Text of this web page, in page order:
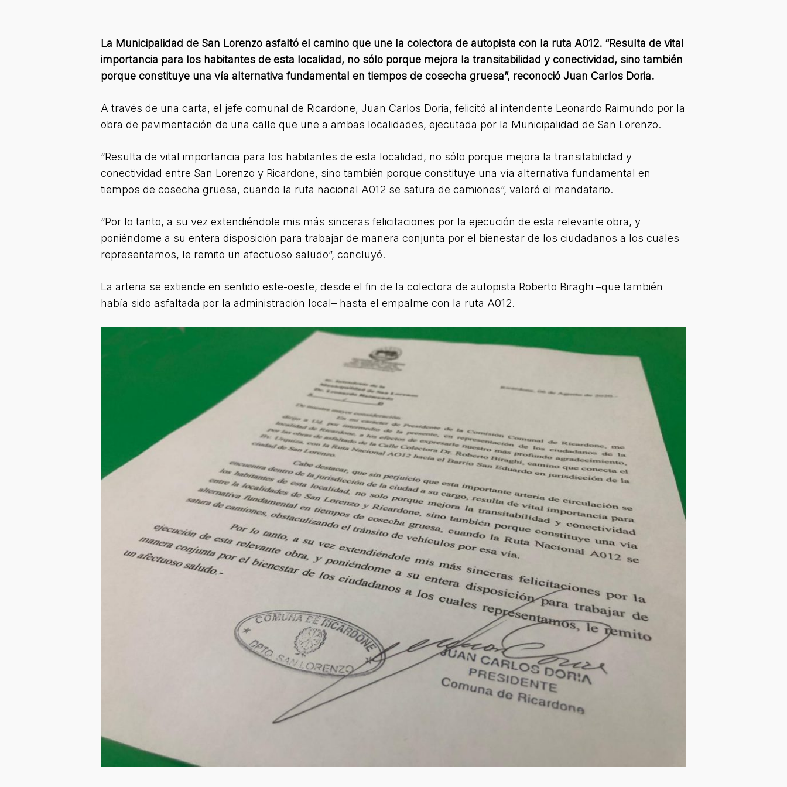
La Municipalidad de San Lorenzo asfaltó el camino que une la colectora de autopista con la ruta A012. “Resulta de vital
importancia para los habitantes de esta localidad, no sólo porque mejora la transitabilidad y conectividad, sino también
porque constituye una vía alternativa fundamental en tiempos de cosecha gruesa”, reconoció Juan Carlos Doria.
A través de una carta, el jefe comunal de Ricardone, Juan Carlos Doria, felicitó al intendente Leonardo Raimundo por la
obra de pavimentación de una calle que une a ambas localidades, ejecutada por la Municipalidad de San Lorenzo.
“Resulta de vital importancia para los habitantes de esta localidad, no sólo porque mejora la transitabilidad y
conectividad entre San Lorenzo y Ricardone, sino también porque constituye una vía alternativa fundamental en
tiempos de cosecha gruesa, cuando la ruta nacional A012 se satura de camiones”, valoró el mandatario.
“Por lo tanto, a su vez extendiéndole mis más sinceras felicitaciones por la ejecución de esta relevante obra, y
poniéndome a su entera disposición para trabajar de manera conjunta por el bienestar de los ciudadanos a los cuales
representamos, le remito un afectuoso saludo”, concluyó.
La arteria se extiende en sentido este-oeste, desde el fin de la colectora de autopista Roberto Biraghi –que también
había sido asfaltada por la administración local– hasta el empalme con la ruta A012.